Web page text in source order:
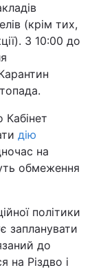
(крім тих,
З 10:00 до
дію
на
обмеження
політики
запланувати
до
на Різдво і